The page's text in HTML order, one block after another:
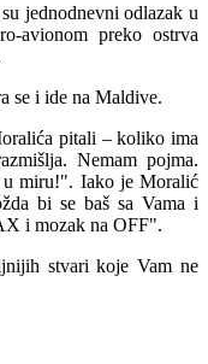
jednodnevni odlazak u
avionom preko ostrva
se i ide na Maldive.
pitali – koliko ima
Nemam pojma.
u miru!". Iako je Moralić
bi se baš sa Vama i
i mozak na OFF".
stvari koje Vam ne